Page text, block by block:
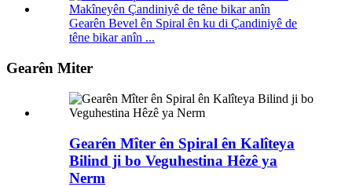
Gearên Bevel ên Spiral ên ku di Çandiniyê de
têne bikar anîn ...
Gearên Miter
Gearên Mîter ên Spiral ên Kalîteya
Bilind ji bo Veguhestina Hêzê ya
Nerm